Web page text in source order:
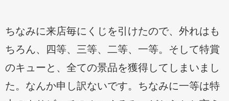
ちなみに来店毎にくじを引けたので、外れはも
ちろん、四等、三等、二等、一等。そして特賞
のキューと、全ての景品を獲得してしまいまし
た。なんか申し訳ないです。ちなみに一等は特